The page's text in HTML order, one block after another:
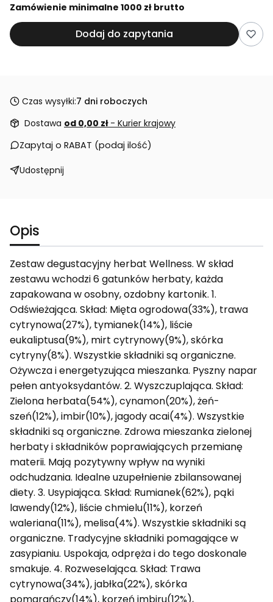
Zamówienie minimalne 1000 zł brutto
Dodaj do zapytania
Czas wysyłki:7 dni roboczych
Dostawa od 0,00 zł - Kurier krajowy
Zapytaj o RABAT (podaj ilość)
Udostępnij
Opis
Zestaw degustacyjny herbat Wellness. W skład
zestawu wchodzi 6 gatunków herbaty, każda
zapakowana w osobny, ozdobny kartonik. 1.
Odświeżająca. Skład: Mięta ogrodowa(33%), trawa
cytrynowa(27%), tymianek(14%), liście
eukaliptusa(9%), mirt cytrynowy(9%), skórka
cytryny(8%). Wszystkie składniki są organiczne.
Ożywcza i energetyzująca mieszanka. Pyszny napar
pełen antyoksydantów. 2. Wyszczuplająca. Skład:
Zielona herbata(54%), cynamon(20%), żeń-
szeń(12%), imbir(10%), jagody acai(4%). Wszystkie
składniki są organiczne. Zdrowa mieszanka zielonej
herbaty i składników poprawiających przemianę
materii. Mają pozytywny wpływ na wyniki
odchudzania. Idealne uzupełnienie zbilansowanej
diety. 3. Usypiająca. Skład: Rumianek(62%), pąki
lawendy(12%), liście chmielu(11%), korzeń
waleriana(11%), melisa(4%). Wszystkie składniki są
organiczne. Tradycyjne składniki pomagające w
zasypianiu. Uspokaja, odpręża i do tego doskonale
smakuje. 4. Rozweselająca. Skład: Trawa
cytrynowa(34%), jabłka(22%), skórka
pomarańczy(14%), korzeń imbiru(12%),